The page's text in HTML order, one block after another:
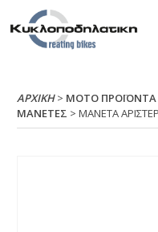
ΑΡΧΙΚΉ> ΜΟΤΟ ΠΡΟΪΟΝΤΑ
ΜΑΝΕΤΕΣ > ΜΑΝΕΤΑ